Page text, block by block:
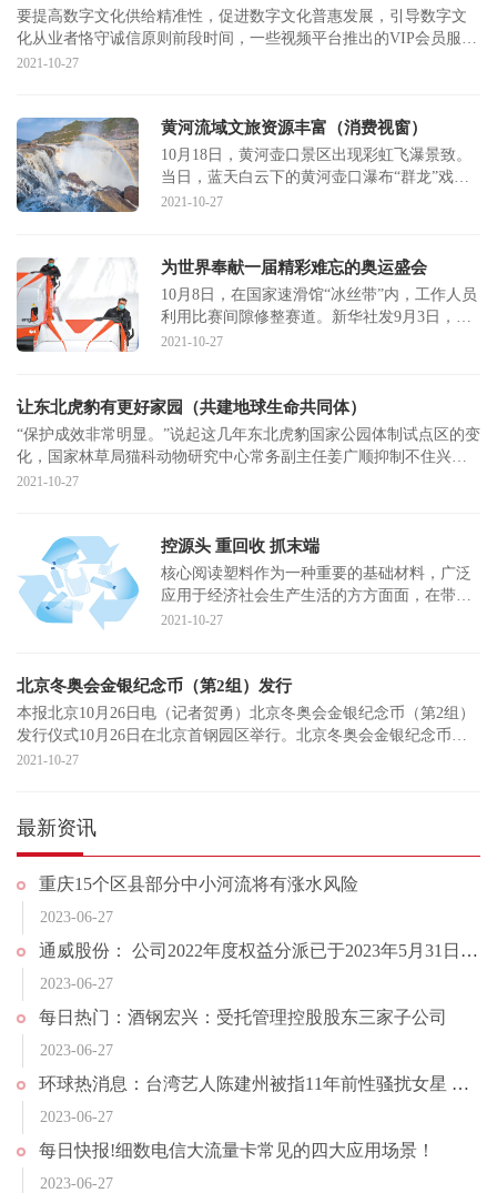
要提高数字文化供给精准性，促进数字文化普惠发展，引导数字文
化从业者恪守诚信原则前段时间，一些视频平台推出的VIP会员服务
和超前点播机
2021-10-27
黄河流域文旅资源丰富（消费视窗）
10月18日，黄河壶口景区出现彩虹飞瀑景致。
当日，蓝天白云下的黄河壶口瀑布“群龙”戏
瀑，彩虹卧波。人民视觉中共中央、国务院近
2021-10-27
为世界奉献一届精彩难忘的奥运盛会
10月8日，在国家速滑馆“冰丝带”内，工作人员
利用比赛间隙修整赛道。新华社发9月3日，河
北张家口经开区第二小学的学生正在滑冰馆内
2021-10-27
让东北虎豹有更好家园（共建地球生命共同体）
“保护成效非常明显。”说起这几年东北虎豹国家公园体制试点区的变
化，国家林草局猫科动物研究中心常务副主任姜广顺抑制不住兴
奋。他至今记
2021-10-27
控源头 重回收 抓末端
核心阅读塑料作为一种重要的基础材料，广泛
应用于经济社会生产生活的方方面面，在带来
诸多便利的同时，也给环境治理带来挑战。当
2021-10-27
北京冬奥会金银纪念币（第2组）发行
本报北京10月26日电（记者贺勇）北京冬奥会金银纪念币（第2组）
发行仪式10月26日在北京首钢园区举行。北京冬奥会金银纪念币
（第2组）一套10
2021-10-27
最新资讯
重庆15个区县部分中小河流将有涨水风险
2023-06-27
通威股份： 公司2022年度权益分派已于2023年5月31日完成实施
2023-06-27
每日热门：酒钢宏兴：受托管理控股股东三家子公司
2023-06-27
环球热消息：台湾艺人陈建州被指11年前性骚扰女星 发声明否认全部指控
2023-06-27
每日快报!细数电信大流量卡常见的四大应用场景！
2023-06-27